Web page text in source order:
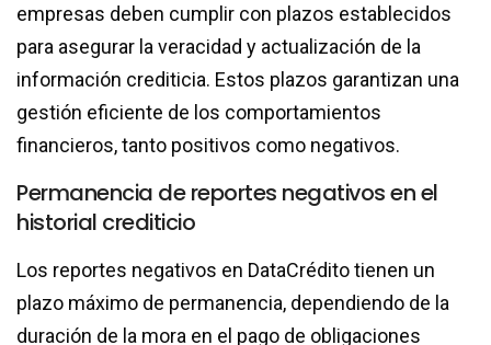
empresas deben cumplir con plazos establecidos
para asegurar la veracidad y actualización de la
información crediticia. Estos plazos garantizan una
gestión eficiente de los comportamientos
financieros, tanto positivos como negativos.
Permanencia de reportes negativos en el
historial crediticio
Los reportes negativos en DataCrédito tienen un
plazo máximo de permanencia, dependiendo de la
duración de la mora en el pago de obligaciones